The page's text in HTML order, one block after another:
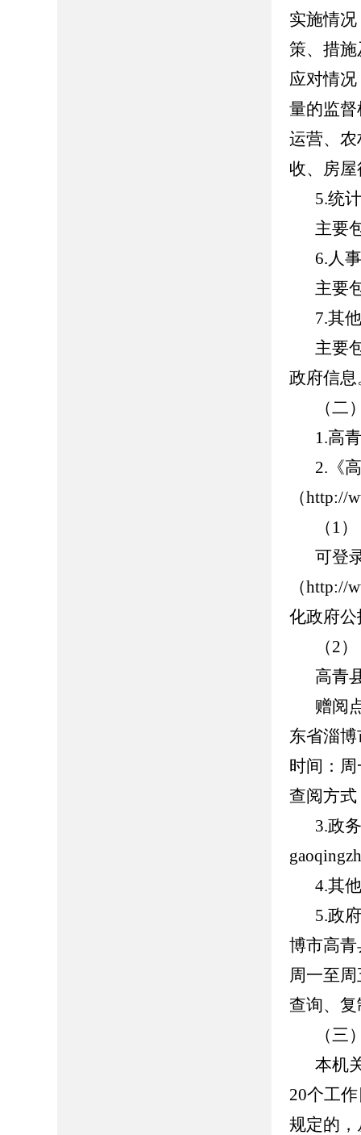
实施情
策、措
应对情
量的监
运营、
收、房
5.统
主要
6.人
主要
7.其
主要
政府信息
（二
1.高
2.《
（http://
（1
可登
（http://
化政府
（2
高青
赠阅
东省淄
时间：
查阅方
3.政
4.其
5.政
博市高
周一至
查询、
（三
本机
20个工
规定的